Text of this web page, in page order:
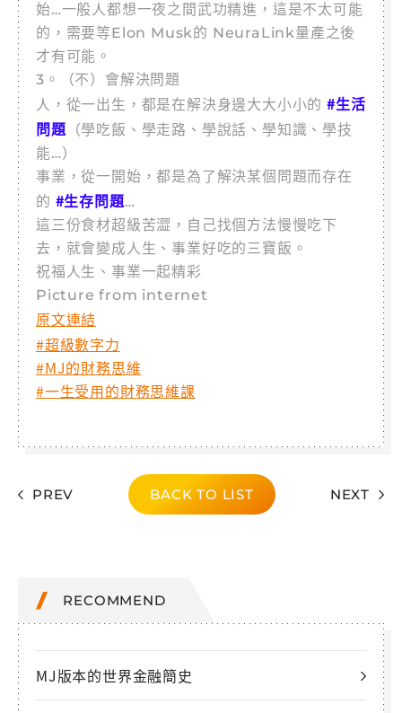
始…一般人都想一夜之間武功精進，這是不太可能
的，需要等Elon Musk的 NeuraLink量產之後
才有可能。
3。（不）會解決問題
人，從一出生，都是在解決身邊大大小小的 #生活
問題（學吃飯、學走路、學說話、學知識、學技
能…）
事業，從一開始，都是為了解決某個問題而存在
的 #生存問題…
這三份食材超級苦澀，自己找個方法慢慢吃下
去，就會變成人生、事業好吃的三寶飯。
祝福人生、事業一起精彩
Picture from internet
原文連結
#超級數字力
#MJ的財務思維
#一生受用的財務思維課
PREV BACK TO LIST NEXT
RECOMMEND
MJ版本的世界金融簡史